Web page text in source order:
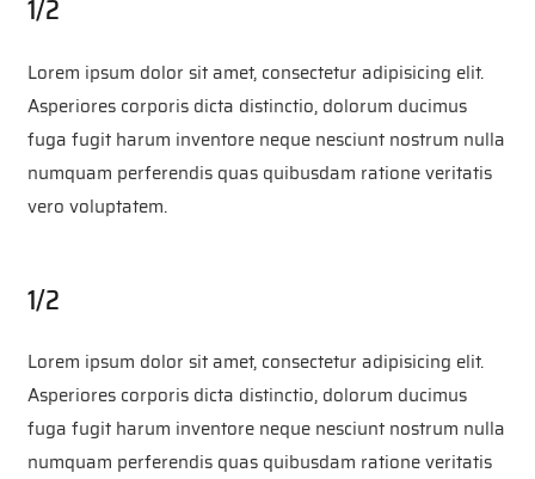
1/2
Lorem ipsum dolor sit amet, consectetur adipisicing elit.
Asperiores corporis dicta distinctio, dolorum ducimus
fuga fugit harum inventore neque nesciunt nostrum nulla
numquam perferendis quas quibusdam ratione veritatis
vero voluptatem.
1/2
Lorem ipsum dolor sit amet, consectetur adipisicing elit.
Asperiores corporis dicta distinctio, dolorum ducimus
fuga fugit harum inventore neque nesciunt nostrum nulla
numquam perferendis quas quibusdam ratione veritatis